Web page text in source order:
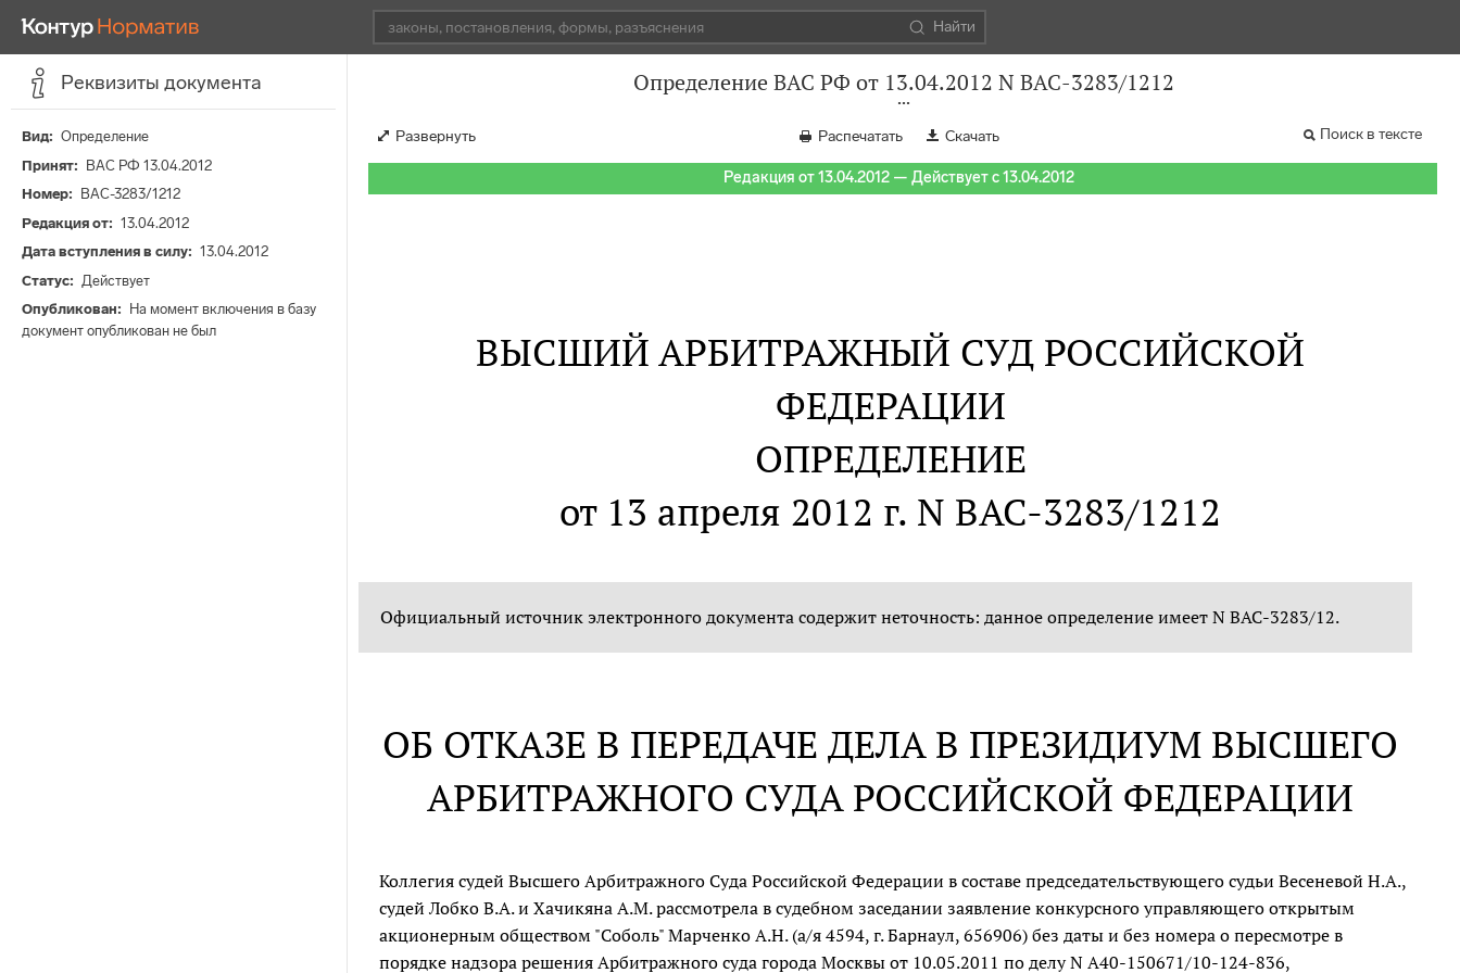
Найти
Реквизиты документа
Вид
Определение
Принят
ВАС РФ 13.04.2012
Номер
ВАС-3283/1212
Редакция от
13.04.2012
Дата вступления в силу
13.04.2012
Статус
Действует
Опубликован
На момент включения в базу
документ опубликован не был
Определение ВАС РФ от 13.04.2012 N ВАС-3283/1212
Развернуть Распечатать Скачать Поиск в тексте
Редакция от 13.04.2012 — Действует с 13.04.2012
ВЫСШИЙ АРБИТРАЖНЫЙ СУД РОССИЙСКОЙ
ФЕДЕРАЦИИ
ОПРЕДЕЛЕНИЕ
от 13 апреля 2012 г. N ВАС-3283/1212
Официальный источник электронного документа содержит неточность: данное определение имеет N ВАС-3283/12.
ОБ ОТКАЗЕ В ПЕРЕДАЧЕ ДЕЛА В ПРЕЗИДИУМ ВЫСШЕГО
АРБИТРАЖНОГО СУДА РОССИЙСКОЙ ФЕДЕРАЦИИ
Коллегия судей Высшего Арбитражного Суда Российской Федерации в составе председательствующего судьи Весеневой Н.А.,
судей Лобко В.А. и Хачикяна А.М. рассмотрела в судебном заседании заявление конкурсного управляющего открытым
акционерным обществом "Соболь" Марченко А.Н. (а/я 4594, г. Барнаул, 656906) без даты и без номера о пересмотре в
порядке надзора решения Арбитражного суда города Москвы от 10.05.2011 по делу N А40-150671/10-124-836,